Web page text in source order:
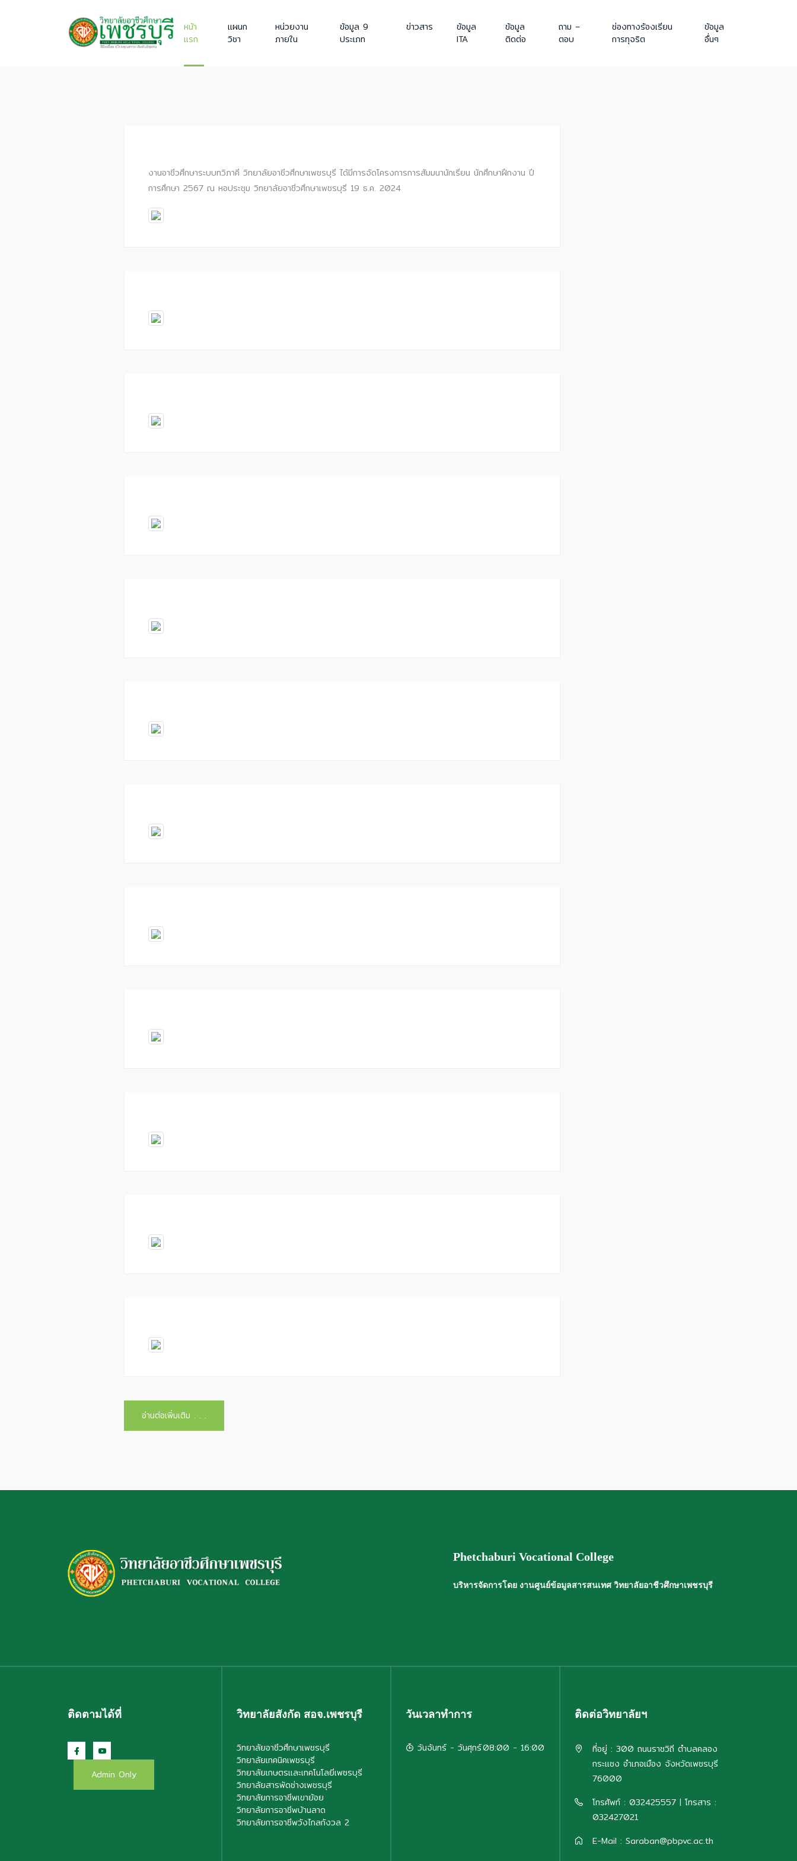
หน้า
แรก
แผนก
วิชา
หน่วยงาน
ภายใน
ข้อมูล 9
ประเภท
ข่าวสาร
ข้อมูล
ITA
ข้อมูล
ติดต่อ
ถาม –
ตอบ
ช่องทางร้องเรียน
การทุจริต
ข้อมูล
อื่นๆ
งานอาชีวศึกษาระบบทวิภาคี วิทยาลัยอาชีวศึกษาเพชรบุรี ได้มีการจัดโครงการการสัมมนานักเรียน นักศึกษาฝึกงาน ปี
การศึกษา 2567 ณ หอประชุม วิทยาลัยอาชีวศึกษาเพชรบุรี 19 ธ.ค. 2024
อ่านต่อเพิ่มเติม . . .
Phetchaburi Vocational College
บริหารจัดการโดย งานศูนย์ข้อมูลสารสนเทศ วิทยาลัยอาชีวศึกษาเพชรบุรี
ติดตามได้ที่
Admin Only
วิทยาลัยสังกัด สอจ.เพชรบุรี
วิทยาลัยอาชีวศึกษาเพชรบุรี
วิทยาลัยเทคนิคเพชรบุรี
วิทยาลัยเกษตรและเทคโนโลยีเพชรบุรี
วิทยาลัยสารพัดช่างเพชรบุรี
วิทยาลัยการอาชีพเขาย้อย
วิทยาลัยการอาชีพบ้านลาด
วิทยาลัยการอาชีพวังไกลกังวล 2
วันเวลาทำการ
วันจันทร์ - วันศุกร์08:00 - 16:00
ติดต่อวิทยาลัยฯ
ที่อยู่ : 300 ถนนราชวิถี ตำบลคลอง
กระแชง อำเภอเมือง จังหวัดเพชรบุรี
76000
โทรศัพท์ : 032425557 | โทรสาร :
032427021
E-Mail : Saraban@pbpvc.ac.th